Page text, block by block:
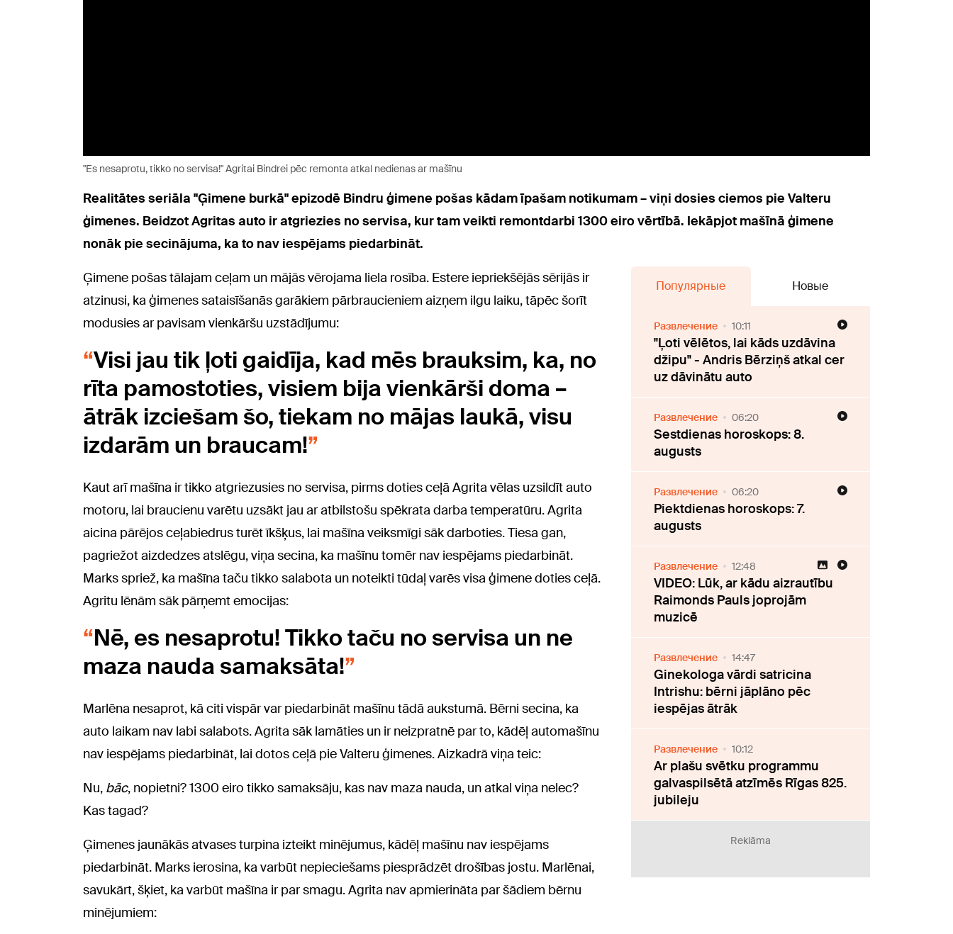
"Es nesaprotu, tikko no servisa!" Agritai Bindrei pēc remonta atkal nedienas ar mašīnu
Realitātes seriāla "Ģimene burkā" epizodē Bindru ģimene pošas kādam īpašam notikumam – viņi dosies ciemos pie Valteru
ģimenes. Beidzot Agritas auto ir atgriezies no servisa, kur tam veikti remontdarbi 1300 eiro vērtībā. Iekāpjot mašīnā ģimene
nonāk pie secinājuma, ka to nav iespējams piedarbināt.
Ģimene pošas tālajam ceļam un mājās vērojama liela rosība. Estere iepriekšējās sērijās ir
atzinusi, ka ģimenes sataisīšanās garākiem pārbraucieniem aizņem ilgu laiku, tāpēc šorīt
modusies ar pavisam vienkāršu uzstādījumu:
Visi jau tik ļoti gaidīja, kad mēs brauksim, ka, no
rīta pamostoties, visiem bija vienkārši doma –
ātrāk izciešam šo, tiekam no mājas laukā, visu
izdarām un braucam!
Kaut arī mašīna ir tikko atgriezusies no servisa, pirms doties ceļā Agrita vēlas uzsildīt auto
motoru, lai braucienu varētu uzsākt jau ar atbilstošu spēkrata darba temperatūru. Agrita
aicina pārējos ceļabiedrus turēt īkšķus, lai mašīna veiksmīgi sāk darboties. Tiesa gan,
pagriežot aizdedzes atslēgu, viņa secina, ka mašīnu tomēr nav iespējams piedarbināt.
Marks spriež, ka mašīna taču tikko salabota un noteikti tūdaļ varēs visa ģimene doties ceļā.
Agritu lēnām sāk pārņemt emocijas:
Nē, es nesaprotu! Tikko taču no servisa un ne
maza nauda samaksāta!
Marlēna nesaprot, kā citi vispār var piedarbināt mašīnu tādā aukstumā. Bērni secina, ka
auto laikam nav labi salabots. Agrita sāk lamāties un ir neizpratnē par to, kādēļ automašīnu
nav iespējams piedarbināt, lai dotos ceļā pie Valteru ģimenes. Aizkadrā viņa teic:
Nu, bāc, nopietni? 1300 eiro tikko samaksāju, kas nav maza nauda, un atkal viņa nelec?
Kas tagad?
Ģimenes jaunākās atvases turpina izteikt minējumus, kādēļ mašīnu nav iespējams
piedarbināt. Marks ierosina, ka varbūt nepieciešams piesprādzēt drošības jostu. Marlēnai,
savukārt, šķiet, ka varbūt mašīna ir par smagu. Agrita nav apmierināta par šādiem bērnu
minējumiem:
Популярные Новые
Развлечение 10:11
"Ļoti vēlētos, lai kāds uzdāvina
džipu" - Andris Bērziņš atkal cer
uz dāvinātu auto
Развлечение 06:20
Sestdienas horoskops: 8.
augusts
Развлечение 06:20
Piektdienas horoskops: 7.
augusts
Развлечение 12:48
VIDEO: Lūk, ar kādu aizrautību
Raimonds Pauls joprojām
muzicē
Развлечение 14:47
Ginekologa vārdi satricina
Intrishu: bērni jāplāno pēc
iespējas ātrāk
Развлечение 10:12
Ar plašu svētku programmu
galvaspilsētā atzīmēs Rīgas 825.
jubileju
Reklāma